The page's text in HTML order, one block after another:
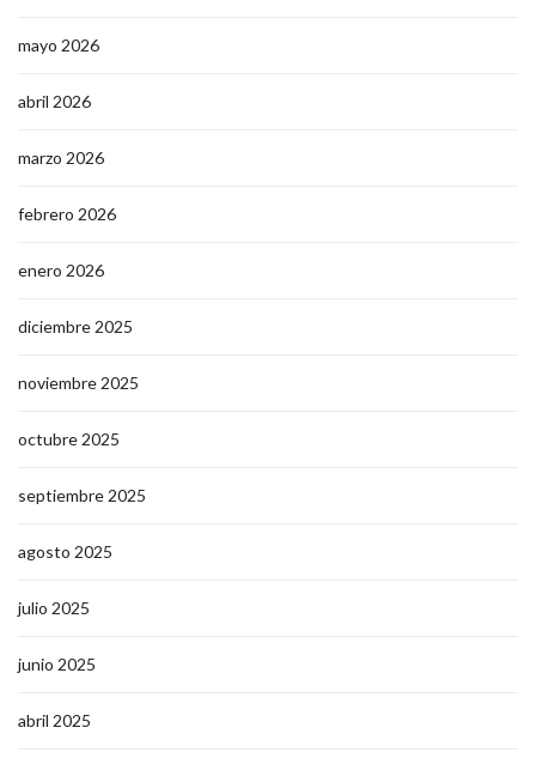
mayo 2026
abril 2026
marzo 2026
febrero 2026
enero 2026
diciembre 2025
noviembre 2025
octubre 2025
septiembre 2025
agosto 2025
julio 2025
junio 2025
abril 2025